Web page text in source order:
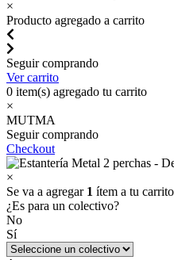
×
Producto agregado a carrito
Seguir comprando
Ver carrito
0 item(s) agregado tu carrito
×
MUTMA
Seguir comprando
Checkout
×
Se va a agregar 1 ítem a tu carrito
¿Es para un colectivo?
No
Sí